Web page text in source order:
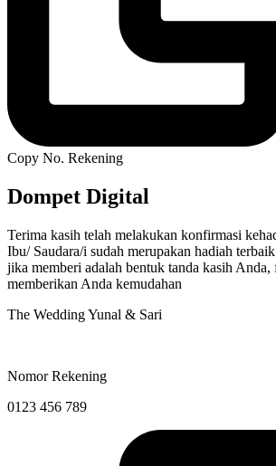
Copy No. Rekening
Dompet Digital
Terima kasih telah melakukan konfirmasi
Ibu/ Saudara/i sudah merupakan hadiah
jika memberi adalah bentuk tanda kasih
memberikan Anda kemudahan
The Wedding Yunal & Sari
Nomor Rekening
0123 456 789